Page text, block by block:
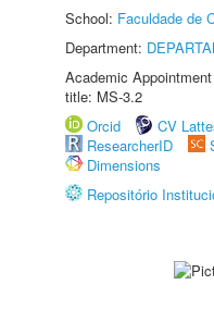
School: Faculdade de
Department:
Academic
title: MS-3.2
Orcid
CV
ResearcherID
Dimensions
Repositório